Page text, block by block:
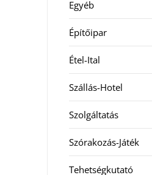
Egyéb
Építőipar
Étel-Ital
Szállás-Hotel
Szolgáltatás
Szórakozás-Játék
Tehetségkutató